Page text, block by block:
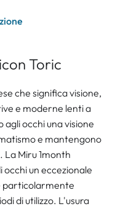
Toric
che significa visione,
e moderne lenti a
occhi una visione
e mantengono
La Miru 1month
un eccezionale
particolarmente
di utilizzo. L'usura